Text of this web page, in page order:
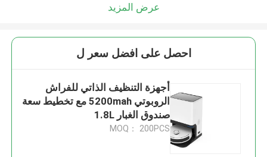
عرض المزيد
احصل على افضل سعر ل
أجهزة التنظيف الذاتي للفراش
الروبوتي 5200mah مع تخطيط سعة
صندوق الغبار 1.8L
MOQ： 200PCS